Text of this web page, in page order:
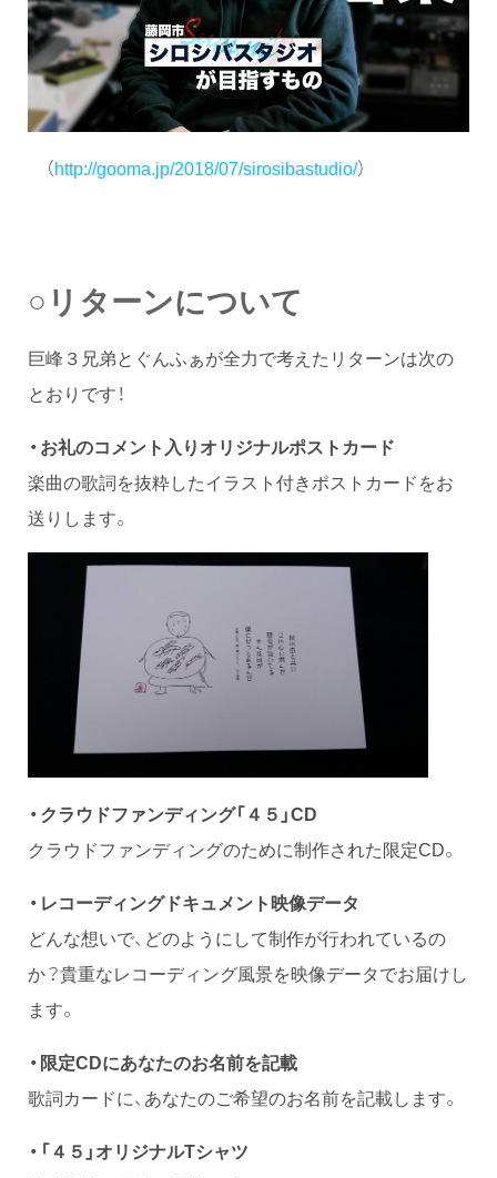
（http://gooma.jp/2018/07/sirosibastudio/）
○リターンについて
巨峰３兄弟とぐんふぁが全力で考えたリターンは次の
とおりです！
・お礼のコメント入りオリジナルポストカード
楽曲の歌詞を抜粋したイラスト付きポストカードをお
送りします。
・クラウドファンディング「４５」CD
クラウドファンディングのために制作された限定CD。
・レコーディングドキュメント映像データ
どんな想いで、どのようにして制作が行われているの
か？貴重なレコーディング風景を映像データでお届けし
ます。
・限定CDにあなたのお名前を記載
歌詞カードに、あなたのご希望のお名前を記載します。
・「４５」オリジナルTシャツ